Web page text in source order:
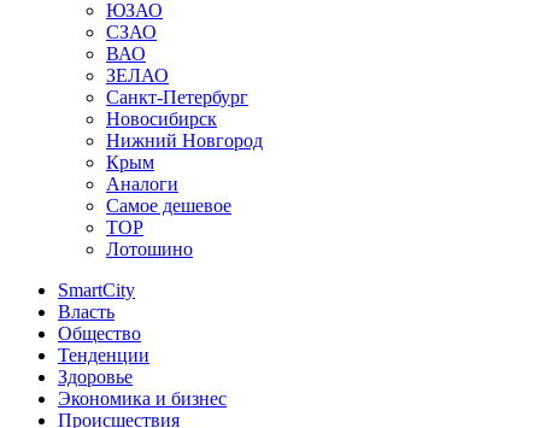
ЮЗАО
СЗАО
ВАО
ЗЕЛАО
Санкт-Петербург
Новосибирск
Нижний Новгород
Крым
Аналоги
Самое дешевое
TOP
Лотошино
SmartCity
Власть
Общество
Тенденции
Здоровье
Экономика и бизнес
Происшествия